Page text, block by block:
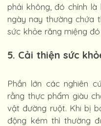
phải không, đó chính
ngày nay thường chứa
sức khỏe răng miệng đó
5. Cải thiện sức
Phần lớn các nghiên
rằng thực phẩm giàu
vật đường ruột. Khi bị
động kém thì thường